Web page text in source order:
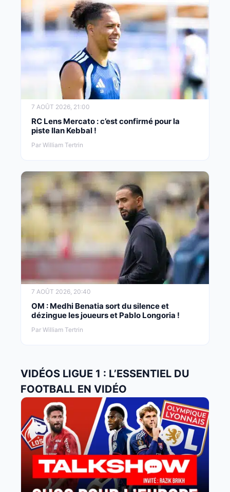
7 AOÛT 2026, 21:00
RC Lens Mercato : c’est confirmé pour la
piste Ilan Kebbal !
Par William Tertrin
7 AOÛT 2026, 20:40
OM : Medhi Benatia sort du silence et
dézingue les joueurs et Pablo Longoria !
Par William Tertrin
VIDÉOS LIGUE 1 : L’ESSENTIEL DU
FOOTBALL EN VIDÉO